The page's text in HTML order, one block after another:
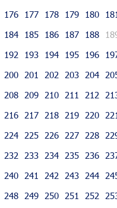
176 177 178 179 180 181
184 185 186 187 188
192 193 194 195 196
200 201 202 203 204
208 209 210 211 212
216 217 218 219 220 221
224 225 226 227 228
232 233 234 235 236
240 241 242 243 244
248 249 250 251 252